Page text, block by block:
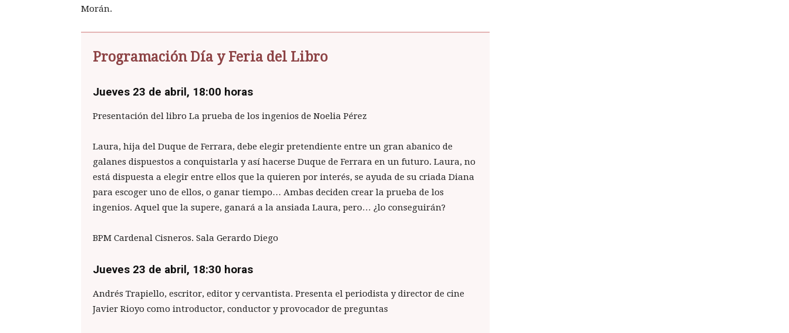
Morán.
Programación Día y Feria del Libro
Jueves 23 de abril, 18:00 horas
Presentación del libro La prueba de los ingenios de Noelia Pérez
Laura, hija del Duque de Ferrara, debe elegir pretendiente entre un gran abanico de
galanes dispuestos a conquistarla y así hacerse Duque de Ferrara en un futuro. Laura, no
está dispuesta a elegir entre ellos que la quieren por interés, se ayuda de su criada Diana
para escoger uno de ellos, o ganar tiempo… Ambas deciden crear la prueba de los
ingenios. Aquel que la supere, ganará a la ansiada Laura, pero… ¿lo conseguirán?
BPM Cardenal Cisneros. Sala Gerardo Diego
Jueves 23 de abril, 18:30 horas
Andrés Trapiello, escritor, editor y cervantista. Presenta el periodista y director de cine
Javier Rioyo como introductor, conductor y provocador de preguntas